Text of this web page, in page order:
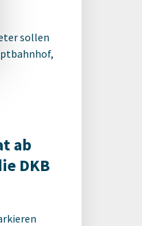
sollen
ab
DKB